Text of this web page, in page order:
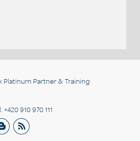
Platinum Partner & Training
910 970 111